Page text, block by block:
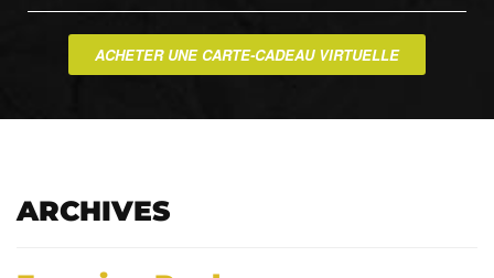
ACHETER UNE CARTE-CADEAU VIRTUELLE
ARCHIVES